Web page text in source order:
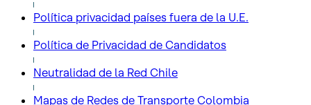
Política privacidad países fuera de la U.E.
Política de Privacidad de Candidatos
Neutralidad de la Red Chile
Mapas de Redes de Transporte Colombia